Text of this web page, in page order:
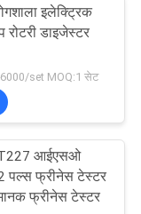
फ्रीज
इलेक्ट्रिक
रोटरी डाइजेस्टर
6000/set MOQ:1 सेट
आईएसओ
पल्स फ्रीनेस टेस्टर
फ्रीनेस टेस्टर